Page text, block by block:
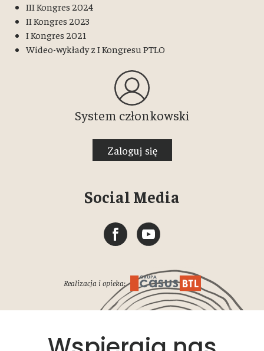
III Kongres 2024
II Kongres 2023
I Kongres 2021
Wideo-wykłady z I Kongresu PTLO
System członkowski
Zaloguj się
Social Media
Realizacja i opieka: